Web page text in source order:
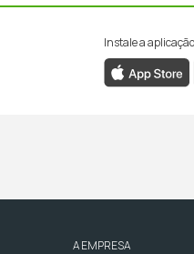
Instale a aplicação
A EMPRESA